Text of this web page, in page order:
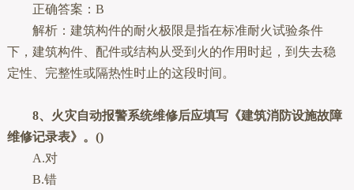
正确答案：B
解析：建筑构件的耐火极限是指在标准耐火试验条件
下，建筑构件、配件或结构从受到火的作用时起，到失去稳
定性、完整性或隔热性时止的这段时间。
8、火灾自动报警系统维修后应填写《建筑消防设施故障
维修记录表》。()
A.对
B.错